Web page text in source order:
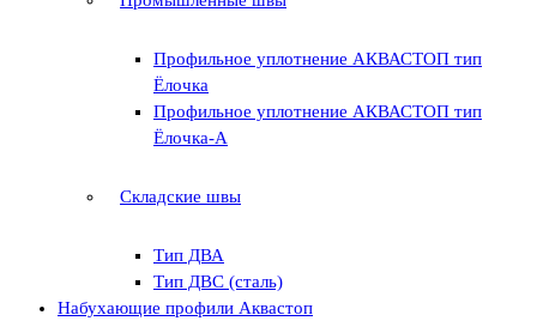
Профильное уплотнение АКВАСТОП тип
Ёлочка
Профильное уплотнение АКВАСТОП тип
Ёлочка-А
Складские швы
Тип ДВА
Тип ДВС (сталь)
Набухающие профили Аквастоп